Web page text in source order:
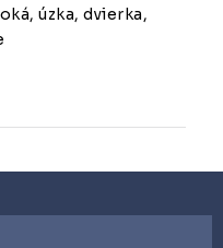
úzka, dvierka,